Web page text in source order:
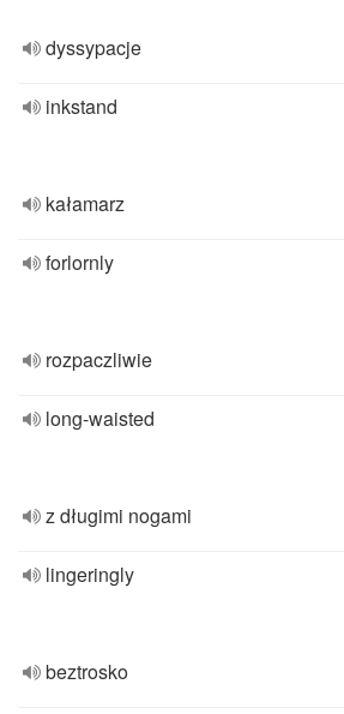
dyssypacje
inkstand
kałamarz
forlornly
rozpaczliwie
long-waisted
z długimi nogami
lingeringly
beztrosko